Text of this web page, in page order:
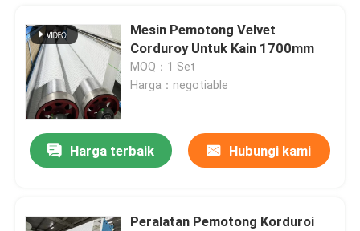
Mesin Pemotong Velvet
Corduroy Untuk Kain 1700mm
MOQ：1 Set
Harga：negotiable
Harga terbaik Hubungi kami
Peralatan Pemotong Korduroi